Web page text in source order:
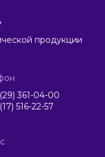
продукции
361-04-00
516-22-57